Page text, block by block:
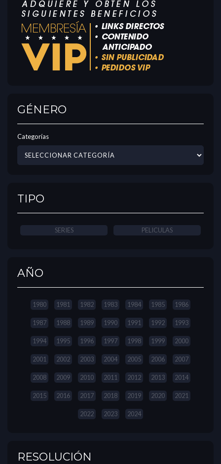
GÉNERO
Categorías
TIPO
SERIES PELICULAS
AÑO
1980 1981 1982 1983 1984 1985 1986
1987 1988 1989 1990 1991 1992 1993
1994 1995 1996 1997 1998 1999 2000
2001 2002 2003 2004 2005 2006 2007
2008 2009 2010 2011 2012 2013 2014
2015 2016 2017 2018 2019 2020 2021
2022 2023 2024
RESOLUCIÓN